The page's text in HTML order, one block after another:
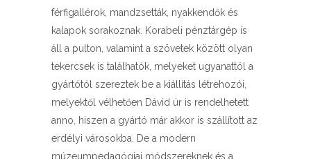
férfigallérok, mandzsetták, nyakkendők és
kalapok sorakoznak. Korabeli pénztárgép is
áll a pulton, valamint a szövetek között olyan
tekercsek is találhatók, melyeket ugyanattól a
gyártótól szereztek be a kiállítás létrehozói,
melyektől vélhetően Dávid úr is rendelhetett
anno, hiszen a gyártó már akkor is szállított az
erdélyi városokba. De a modern
múzeumpedagógiai módszereknek és a